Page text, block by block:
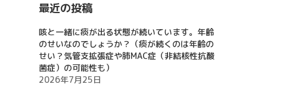
最近の投稿
咳と一緒に痰が出る状態が続いています。年齢
のせいなのでしょうか？（痰が続くのは年齢の
せい？気管支拡張症や肺MAC症（非結核性抗酸
菌症）の可能性も）
2026年7月25日